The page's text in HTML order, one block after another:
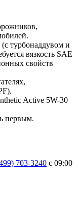
турбонаддувом и
вязкость SAE
свойств
Active 5W-30
первым.
703-3240 с 09:00